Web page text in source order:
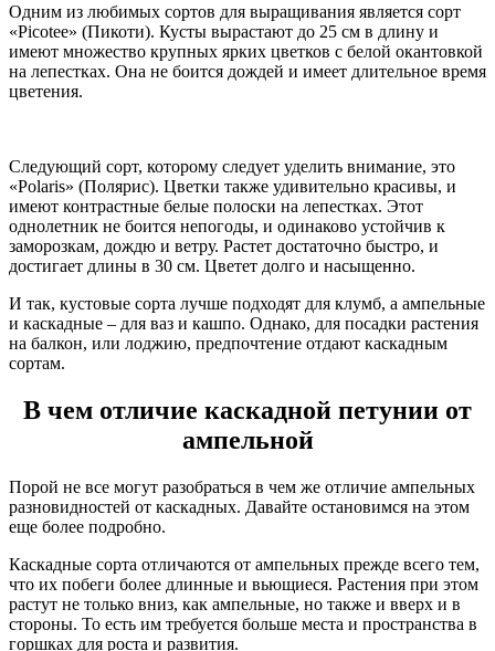
Одним из любимых сортов для выращивания является сорт
«Picotee» (Пикоти). Кусты вырастают до 25 см в длину и
имеют множество крупных ярких цветков с белой окантовкой
на лепестках. Она не боится дождей и имеет длительное время
цветения.
Следующий сорт, которому следует уделить внимание, это
«Polaris» (Полярис). Цветки также удивительно красивы, и
имеют контрастные белые полоски на лепестках. Этот
однолетник не боится непогоды, и одинаково устойчив к
заморозкам, дождю и ветру. Растет достаточно быстро, и
достигает длины в 30 см. Цветет долго и насыщенно.
И так, кустовые сорта лучше подходят для клумб, а ампельные
и каскадные – для ваз и кашпо. Однако, для посадки растения
на балкон, или лоджию, предпочтение отдают каскадным
сортам.
В чем отличие каскадной петунии от
ампельной
Порой не все могут разобраться в чем же отличие ампельных
разновидностей от каскадных. Давайте остановимся на этом
еще более подробно.
Каскадные сорта отличаются от ампельных прежде всего тем,
что их побеги более длинные и вьющиеся. Растения при этом
растут не только вниз, как ампельные, но также и вверх и в
стороны. То есть им требуется больше места и пространства в
горшках для роста и развития.